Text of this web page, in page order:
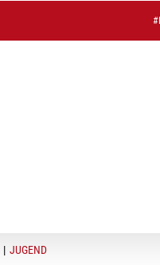
| JUGEND